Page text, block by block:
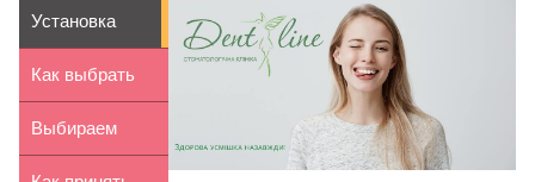
Установка
виниров в
Киеве: как ...
Как выбрать
женскую
Выбираем